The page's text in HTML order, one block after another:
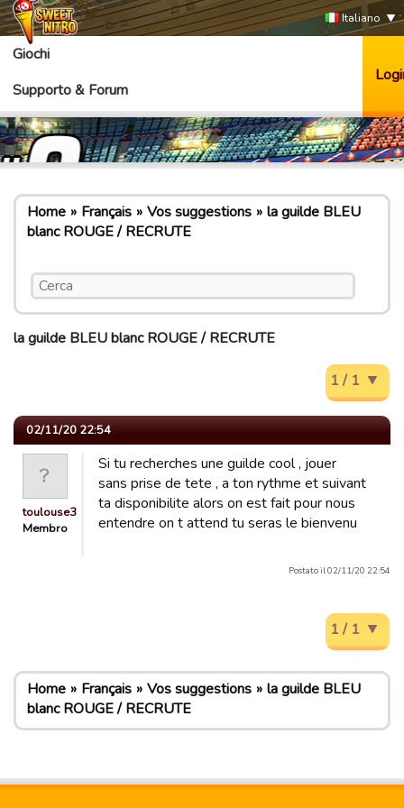
Italiano
Giochi
Supporto & Forum
Home Français Vos suggestions
la guilde BLEU
blanc ROUGE / RECRUTE
la guilde BLEU blanc ROUGE / RECRUTE
1 / 1
02/11/20 22:54
toulouse3
Membro
Si tu recherches une guilde cool , jouer
sans prise de tete , a ton rythme et suivant
ta disponibilite alors on est fait pour nous
entendre on t attend tu seras le bienvenu
Postato il 02/11/20 22:54
1 / 1
Home Français Vos suggestions
la guilde BLEU
blanc ROUGE / RECRUTE